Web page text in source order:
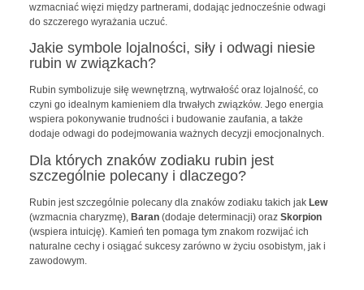
wzmacniać więzi między partnerami, dodając jednocześnie odwagi
do szczerego wyrażania uczuć.
Jakie symbole lojalności, siły i odwagi niesie
rubin w związkach?
Rubin symbolizuje siłę wewnętrzną, wytrwałość oraz lojalność, co
czyni go idealnym kamieniem dla trwałych związków. Jego energia
wspiera pokonywanie trudności i budowanie zaufania, a także
dodaje odwagi do podejmowania ważnych decyzji emocjonalnych.
Dla których znaków zodiaku rubin jest
szczególnie polecany i dlaczego?
Rubin jest szczególnie polecany dla znaków zodiaku takich jak Lew
(wzmacnia charyzmę), Baran(dodaje determinacji) oraz Skorpion
(wspiera intuicję). Kamień ten pomaga tym znakom rozwijać ich
naturalne cechy i osiągać sukcesy zarówno w życiu osobistym, jak i
zawodowym.